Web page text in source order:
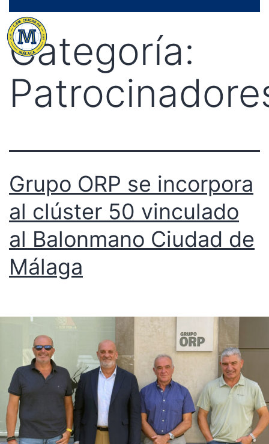
contenido
Categoría:
Grupo ORP se incorpora
al clúster 50 vinculado
al Balonmano Ciudad de
Málaga